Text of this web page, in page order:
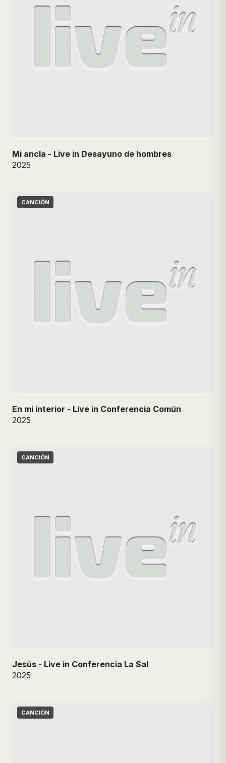
Mi ancla - Live in Desayuno de hombres
2025
CANCIÓN
En mi interior - Live in Conferencia Común
2025
CANCIÓN
Jesús - Live in Conferencia La Sal
2025
CANCIÓN